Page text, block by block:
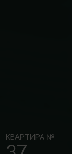
КВАРТИРА №